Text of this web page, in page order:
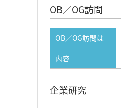
OB／OG訪問
OB／OG訪問は
内容
企業研究